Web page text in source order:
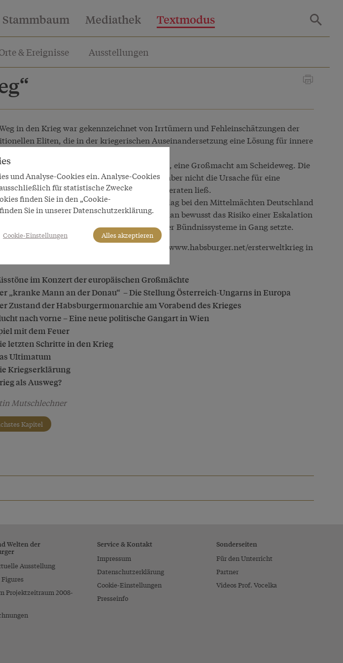
Stammbaum Mediathek Textmodus
& Ereignisse Ausstellungen
in den Krieg war gekennzeichnet von Irrtümern und Fehleinschätzungen der
Eliten, die in der kriegerischen Auseinandersetzung eine Lösung für innere
des Strudels stand Österreich-Ungarn, eine Großmacht am Scheideweg. Die
von Sarajevo im Juni 1914 waren Anlass, aber nicht die Ursache für eine
die das alte Europa aus den Fugen geraten ließ.
für den Kriegsausbruch lag bei den Mittelmächten Deutschland
Ungarn. In Berlin und Wien war man bewusst das Risiko einer Eskalation
die nun den fatalen Mechanismus der Bündnissysteme in Gang setzte.
zu diesem Thema erfahren Sie online unter
www.habsburger.net/ersterweltkriegin
im Konzert der europäischen Großmächte
„kranke Mann an der Donau“ – Die Stellung Österreich-Ungarns in Europa
Zustand der Habsburgermonarchie am Vorabend des Krieges
nach vorne – Eine neue politische Gangart in Wien
mit dem Feuer
letzten Schritte in den Krieg
Ultimatum
Kriegserklärung
als Ausweg?
Mutschlechner
Kapitel
Welten der
Ausstellung
Projektzeitraum 2008-
Service & Kontakt
Impressum
Datenschutzerklärung
Cookie-Einstellungen
Presseinfo
Sonderseiten
Für den Unterricht
Partner
Videos Prof. Vocelka
und Analyse-Cookies ein. Analyse-Cookies
für statistische Zwecke
finden Sie in den „Cookie-
Sie in unserer Datenschutzerklärung.
Cookie-Einstellungen Alles akzeptieren